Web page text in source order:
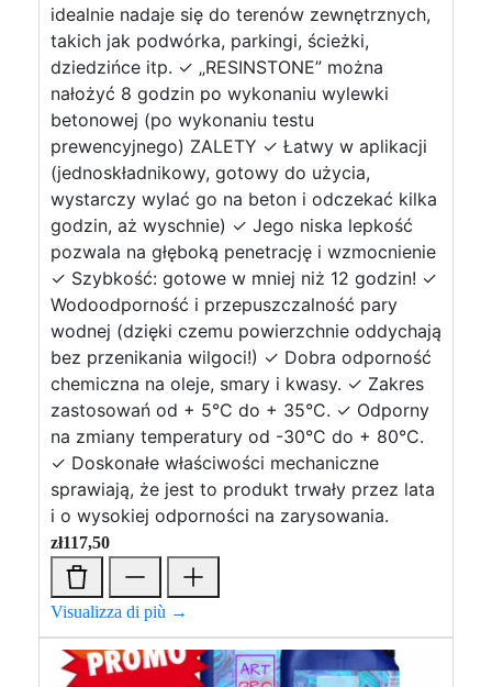
idealnie nadaje się do terenów zewnętrznych,
takich jak podwórka, parkingi, ścieżki,
dziedzińce itp. ✓ „RESINSTONE” można
nałożyć 8 godzin po wykonaniu wylewki
betonowej (po wykonaniu testu
prewencyjnego) ZALETY ✓ Łatwy w aplikacji
(jednoskładnikowy, gotowy do użycia,
wystarczy wylać go na beton i odczekać kilka
godzin, aż wyschnie) ✓ Jego niska lepkość
pozwala na głęboką penetrację i wzmocnienie
✓ Szybkość: gotowe w mniej niż 12 godzin! ✓
Wodoodporność i przepuszczalność pary
wodnej (dzięki czemu powierzchnie oddychają
bez przenikania wilgoci!) ✓ Dobra odporność
chemiczna na oleje, smary i kwasy. ✓ Zakres
zastosowań od + 5°C do + 35°C. ✓ Odporny
na zmiany temperatury od -30°C do + 80°C.
✓ Doskonałe właściwości mechaniczne
sprawiają, że jest to produkt trwały przez lata
i o wysokiej odporności na zarysowania.
zł117,50
Visualizza di più →